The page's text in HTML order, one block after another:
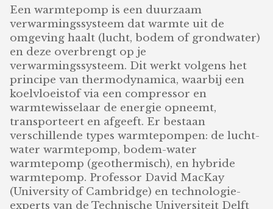
Een warmtepomp is een duurzaam
verwarmingssysteem dat warmte uit de
omgeving haalt (lucht, bodem of grondwater)
en deze overbrengt op je
verwarmingssysteem. Dit werkt volgens het
principe van thermodynamica, waarbij een
koelvloeistof via een compressor en
warmtewisselaar de energie opneemt,
transporteert en afgeeft. Er bestaan
verschillende types warmtepompen: de lucht-
water warmtepomp, bodem-water
warmtepomp (geothermisch), en hybride
warmtepomp. Professor David MacKay
(University of Cambridge) en technologie-
experts van de Technische Universiteit Delft